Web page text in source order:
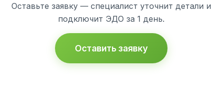
Оставьте заявку — специалист уточнит детали и
подключит ЭДО за 1 день.
Оставить заявку